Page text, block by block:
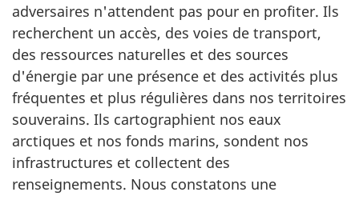
adversaires n'attendent pas pour en profiter. Ils
recherchent un accès, des voies de transport,
des ressources naturelles et des sources
d'énergie par une présence et des activités plus
fréquentes et plus régulières dans nos territoires
souverains. Ils cartographient nos eaux
arctiques et nos fonds marins, sondent nos
infrastructures et collectent des
renseignements. Nous constatons une